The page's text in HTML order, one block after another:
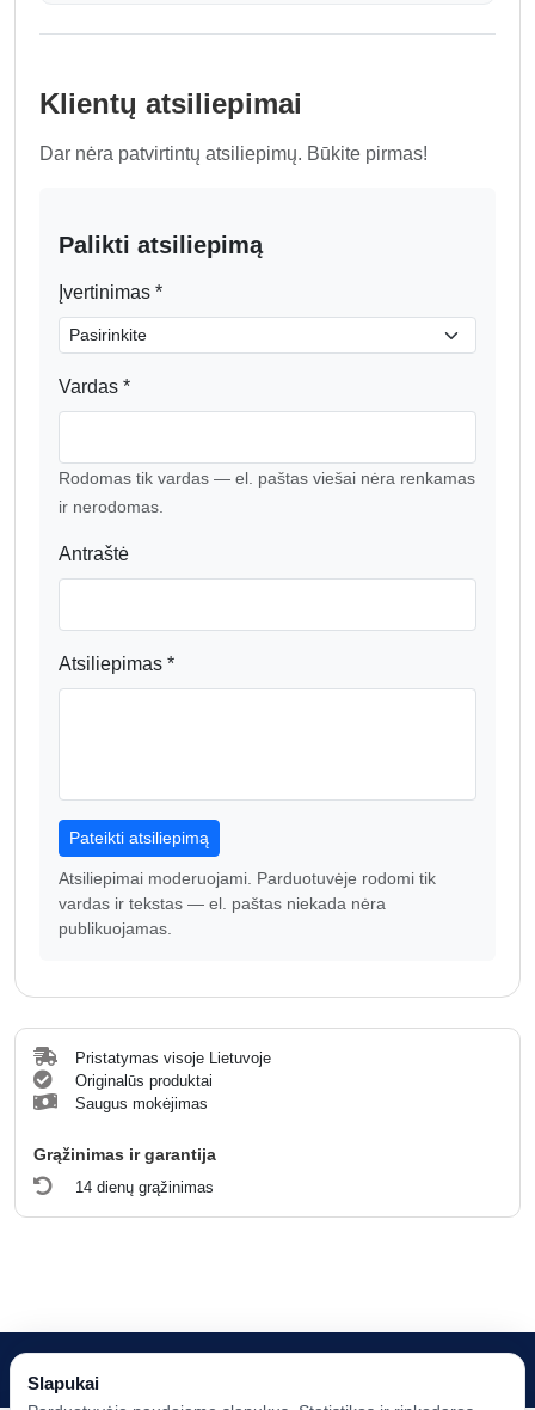
Klientų atsiliepimai
Dar nėra patvirtintų atsiliepimų. Būkite pirmas!
Palikti atsiliepimą
Įvertinimas *
Vardas *
Rodomas tik vardas — el. paštas viešai nėra renkamas
ir nerodomas.
Antraštė
Atsiliepimas *
Pateikti atsiliepimą
Atsiliepimai moderuojami. Parduotuvėje rodomi tik
vardas ir tekstas — el. paštas niekada nėra
publikuojamas.
Pristatymas visoje Lietuvoje
Originalūs produktai
Saugus mokėjimas
Grąžinimas ir garantija
14 dienų grąžinimas
Slapukai